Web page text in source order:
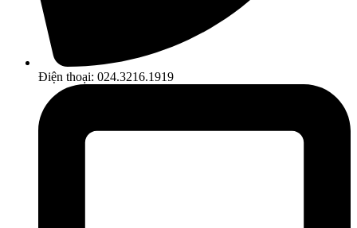
Điện thoại: 024.3216.1919